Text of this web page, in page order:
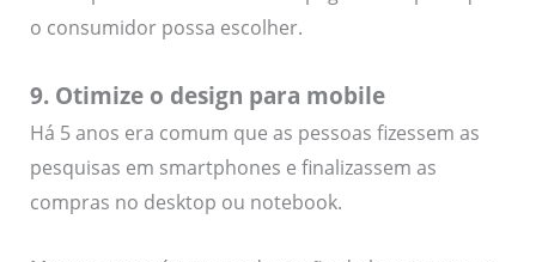
o consumidor possa escolher.
9. Otimize o design para mobile
Há 5 anos era comum que as pessoas fizessem as
pesquisas em smartphones e finalizassem as
compras no desktop ou notebook.